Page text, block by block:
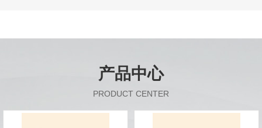
产品中心
PRODUCT CENTER